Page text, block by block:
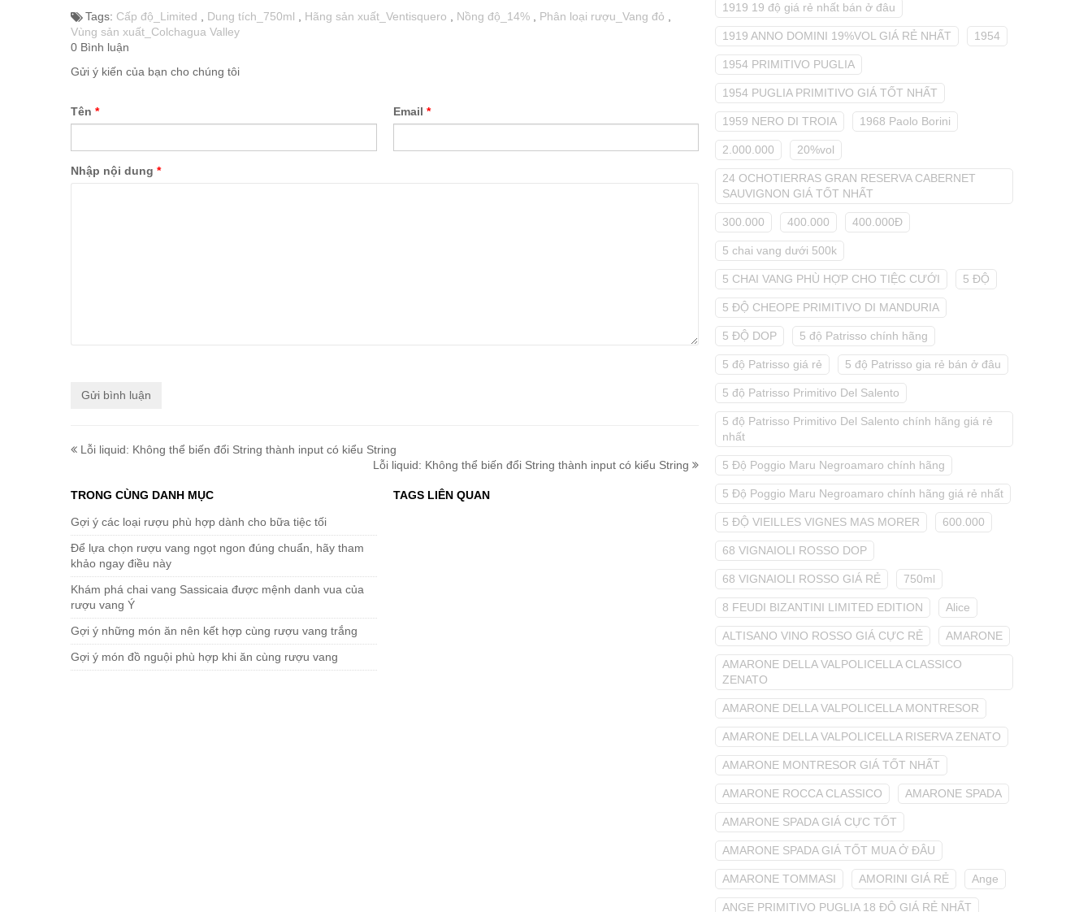
RƯỢU VANG ĐỨC
Tags: Cấp độ_Limited Dung tích_750ml Hãng sản xuất_Ventisquero Nồng độ_14% Phân loại rượu_Vang đỏ
Vùng sản xuất_Colchagua Valley
0 Bình luận
Gửi ý kiến của bạn cho chúng tôi
Tên * Email *
Nhập nội dung *
Lỗi liquid: Không thể biến đổi String thành input có kiểu String
Lỗi liquid: Không thể biến đổi String thành input có kiểu String
TRONG CÙNG DANH MỤC
Gợi ý các loại rượu phù hợp dành cho bữa tiệc tối
Để lựa chọn rượu vang ngọt ngon đúng chuẩn, hãy tham
khảo ngay điều này
Khám phá chai vang Sassicaia được mệnh danh vua của
rượu vang Ý
Gợi ý những món ăn nên kết hợp cùng rượu vang trắng
Gợi ý món đồ nguội phù hợp khi ăn cùng rượu vang
TAGS LIÊN QUAN
1919 19 độ giá rẻ nhất bán ở đâu
1919 ANNO DOMINI 19%VOL GIÁ RẺ NHẤT 1954
1954 PRIMITIVO PUGLIA
1954 PUGLIA PRIMITIVO GIÁ TỐT NHẤT
1959 NERO DI TROIA 1968 Paolo Borini
2.000.000 20%vol
24 OCHOTIERRAS GRAN RESERVA CABERNET
SAUVIGNON GIÁ TỐT NHẤT
300.000 400.000 400.000Đ
5 chai vang dưới 500k
5 CHAI VANG PHÙ HỢP CHO TIỆC CƯỚI 5 ĐỘ
5 ĐỘ CHEOPE PRIMITIVO DI MANDURIA
5 ĐỘ DOP 5 độ Patrisso chính hãng
5 độ Patrisso giá rẻ 5 độ Patrisso gia rẻ bán ở đâu
5 độ Patrisso Primitivo Del Salento
5 độ Patrisso Primitivo Del Salento chính hãng giá rẻ
nhất
5 Độ Poggio Maru Negroamaro chính hãng
5 Độ Poggio Maru Negroamaro chính hãng giá rẻ nhất
5 ĐỘ VIEILLES VIGNES MAS MORER 600.000
68 VIGNAIOLI ROSSO DOP
68 VIGNAIOLI ROSSO GIÁ RẺ 750ml
8 FEUDI BIZANTINI LIMITED EDITION Alice
ALTISANO VINO ROSSO GIÁ CỰC RẺ AMARONE
AMARONE DELLA VALPOLICELLA CLASSICO
ZENATO
AMARONE DELLA VALPOLICELLA MONTRESOR
AMARONE DELLA VALPOLICELLA RISERVA ZENATO
AMARONE MONTRESOR GIÁ TỐT NHẤT
AMARONE ROCCA CLASSICO AMARONE SPADA
AMARONE SPADA GIÁ CỰC TỐT
AMARONE SPADA GIÁ TỐT MUA Ở ĐÂU
AMARONE TOMMASI AMORINI GIÁ RẺ Ange
ANGE PRIMITIVO PUGLIA 18 ĐỘ GIÁ RẺ NHẤT